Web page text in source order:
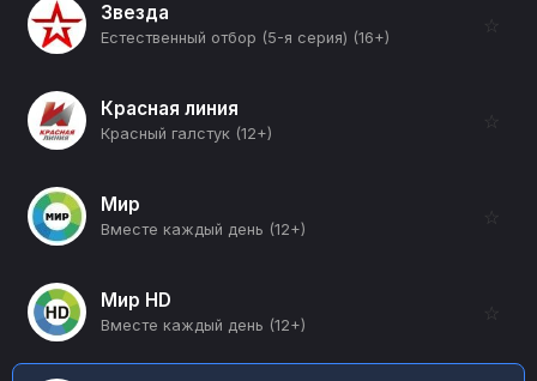
Звезда
Естественный отбор (5-я серия) (16+)
☆
Красная линия
Красный галстук (12+)
☆
Мир
Вместе каждый день (12+)
☆
Мир HD
Вместе каждый день (12+)
☆